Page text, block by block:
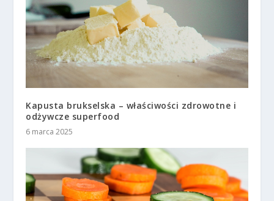
Kapusta brukselska – właściwości zdrowotne i
odżywcze superfood
6 marca 2025